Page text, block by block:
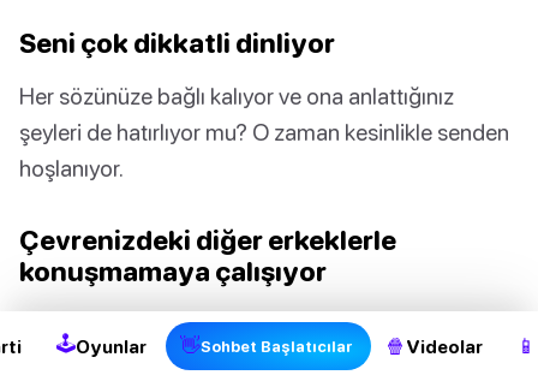
2
Seni çok dikkatli dinliyor
Her sözünüze bağlı kalıyor ve ona anlattığınız
şeyleri de hatırlıyor mu? O zaman kesinlikle senden
hoşlanıyor.
Çevrenizdeki diğer erkeklerle
konuşmamaya çalışıyor
Başka bir adamla konuşurken odaya girdiğinizde bir
şekilde utanıyorsa ve sohbet olabildiğince çabuk
🕹Oyunlar 👋Sohbet Başlatıcılar 🍿 Videolar 📱